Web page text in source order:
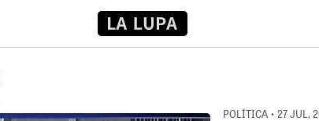
POLÍTICA • 27 JUL,